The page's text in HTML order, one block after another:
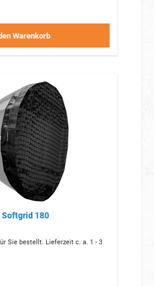
Warenkorb
180
Sie bestellt. Lieferzeit c. a. 1 - 3